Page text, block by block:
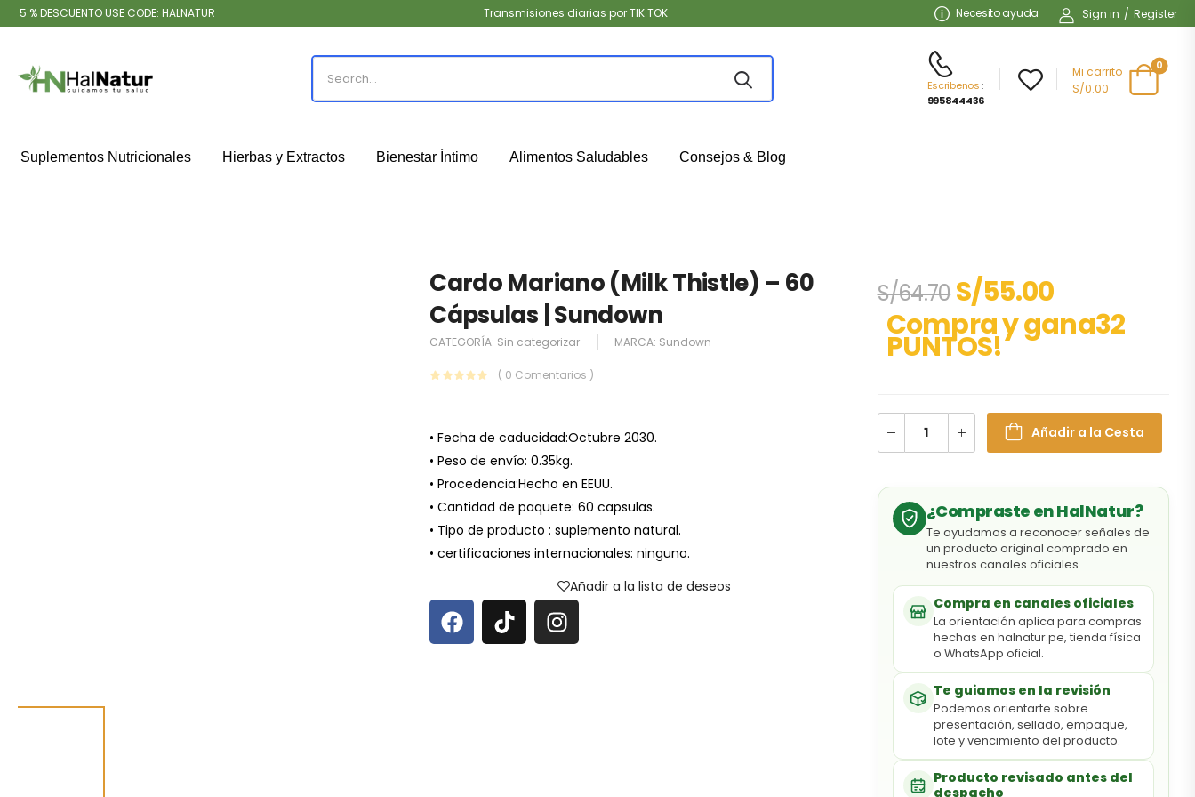
5 % DESCUENTO USE CODE: HALNATUR Transmisiones diarias por TIK TOK Necesito ayuda Sign in / Register
Escribenos:
995844436
Mi carrito
S/0.00
0
Suplementos Nutricionales Hierbas y Extractos Bienestar Íntimo Alimentos Saludables Consejos & Blog
Cardo Mariano (Milk Thistle) – 60
Cápsulas | Sundown
CATEGORÍA: Sin categorizar MARCA: Sundown
( 0 Comentarios )
• Fecha de caducidad:Octubre 2030.
• Peso de envío: 0.35kg.
• Procedencia:Hecho en EEUU.
• Cantidad de paquete: 60 capsulas.
• Tipo de producto : suplemento natural.
• certificaciones internacionales: ninguno.
Añadir a la lista de deseos
S/64.70 S/55.00
Compra y gana32
PUNTOS!
Añadir a la Cesta
¿Compraste en HalNatur?
Te ayudamos a reconocer señales de
un producto original comprado en
nuestros canales oficiales.
Compra en canales oficiales
La orientación aplica para compras
hechas en halnatur.pe, tienda física
o WhatsApp oficial.
Te guiamos en la revisión
Podemos orientarte sobre
presentación, sellado, empaque,
lote y vencimiento del producto.
Producto revisado antes del
despacho